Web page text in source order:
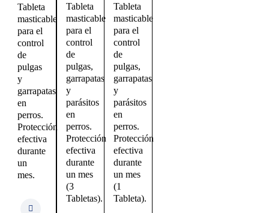
Tableta
masticable
para el
control
de
pulgas
y
garrapatas
en
perros.
Protección
efectiva
durante
un
mes.
Tableta
masticable
para el
control
de
pulgas,
garrapatas
y
parásitos
en
perros.
Protección
efectiva
durante
un mes
(3
Tabletas).
Tableta
masticable
para el
control
de
pulgas,
garrapatas
y
parásitos
en
perros.
Protección
efectiva
durante
un mes
(1
Tableta).